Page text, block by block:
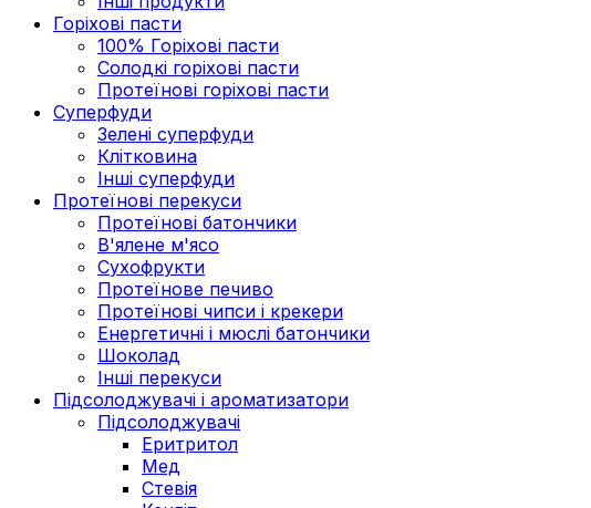
Горіхові пасти
100% Горіхові пасти
Солодкі горіхові пасти
Протеїнові горіхові пасти
Суперфуди
Зелені суперфуди
Клітковина
Інші суперфуди
Протеїнові перекуси
Протеїнові батончики
В'ялене м'ясо
Сухофрукти
Протеїнове печиво
Протеїнові чипси і крекери
Енергетичні і мюслі батончики
Шоколад
Інші перекуси
Підсолоджувачі і ароматизатори
Підсолоджувачі
Еритритол
Мед
Стевія